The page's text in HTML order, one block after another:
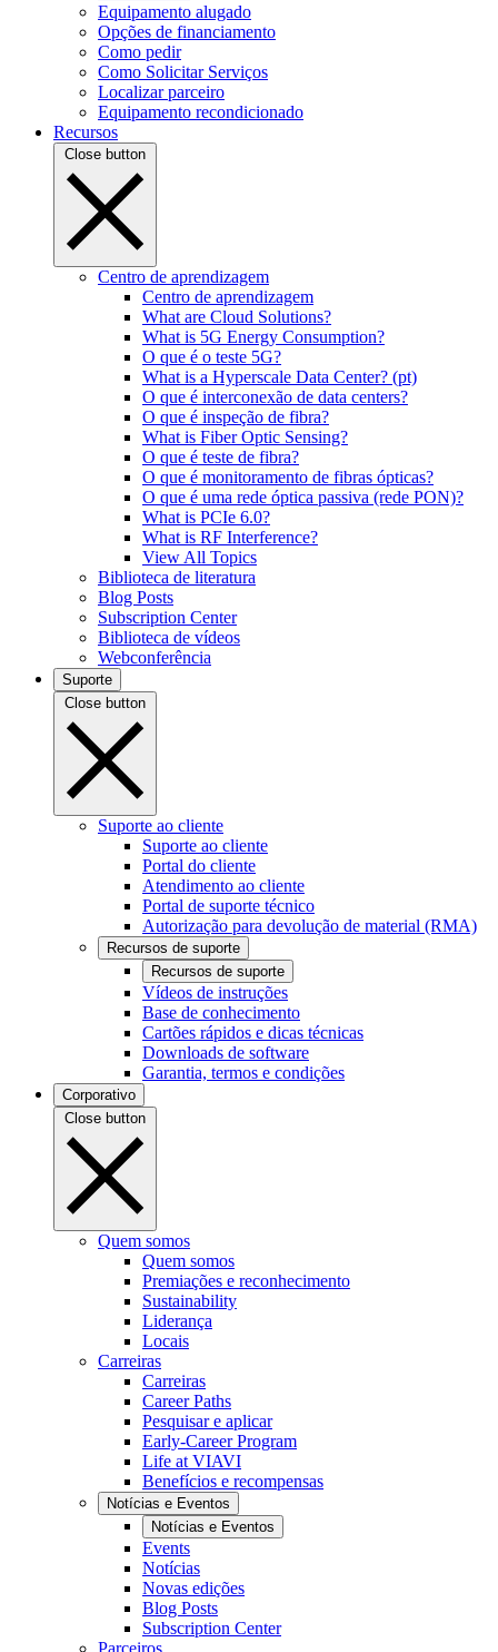
Equipamento alugado
Opções de financiamento
Como pedir
Como Solicitar Serviços
Localizar parceiro
Equipamento recondicionado
Recursos
Close button
Centro de aprendizagem
Centro de aprendizagem
What are Cloud Solutions?
What is 5G Energy Consumption?
O que é o teste 5G?
What is a Hyperscale Data Center? (pt)
O que é interconexão de data centers?
O que é inspeção de fibra?
What is Fiber Optic Sensing?
O que é teste de fibra?
O que é monitoramento de fibras ópticas?
O que é uma rede óptica passiva (rede PON)?
What is PCIe 6.0?
What is RF Interference?
View All Topics
Biblioteca de literatura
Blog Posts
Subscription Center
Biblioteca de vídeos
Webconferência
Suporte
Close button
Suporte ao cliente
Suporte ao cliente
Portal do cliente
Atendimento ao cliente
Portal de suporte técnico
Autorização para devolução de material (RMA)
Recursos de suporte
Recursos de suporte
Vídeos de instruções
Base de conhecimento
Cartões rápidos e dicas técnicas
Downloads de software
Garantia, termos e condições
Corporativo
Close button
Quem somos
Quem somos
Premiações e reconhecimento
Sustainability
Liderança
Locais
Carreiras
Carreiras
Career Paths
Pesquisar e aplicar
Early-Career Program
Life at VIAVI
Benefícios e recompensas
Notícias e Eventos
Notícias e Eventos
Events
Notícias
Novas edições
Blog Posts
Subscription Center